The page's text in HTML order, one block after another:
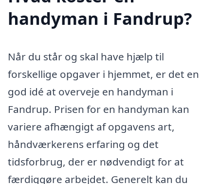
handyman i Fandrup?
Når du står og skal have hjælp til
forskellige opgaver i hjemmet, er det en
god idé at overveje en handyman i
Fandrup. Prisen for en handyman kan
variere afhængigt af opgavens art,
håndværkerens erfaring og det
tidsforbrug, der er nødvendigt for at
færdiggøre arbejdet. Generelt kan du